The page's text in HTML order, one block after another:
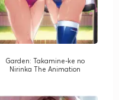
Garden: Takamine-ke no
Nirinka The Animation